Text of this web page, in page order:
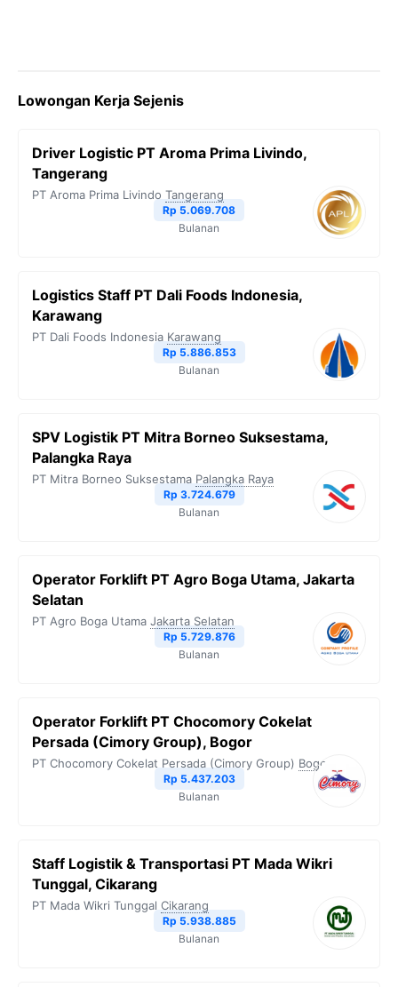
Lowongan Kerja Sejenis
Driver Logistic PT Aroma Prima Livindo,
Tangerang
PT Aroma Prima Livindo Tangerang
Rp 5.069.708
Bulanan
Logistics Staff PT Dali Foods Indonesia,
Karawang
PT Dali Foods Indonesia Karawang
Rp 5.886.853
Bulanan
SPV Logistik PT Mitra Borneo Suksestama,
Palangka Raya
PT Mitra Borneo Suksestama Palangka Raya
Rp 3.724.679
Bulanan
Operator Forklift PT Agro Boga Utama, Jakarta
Selatan
PT Agro Boga Utama Jakarta Selatan
Rp 5.729.876
Bulanan
Operator Forklift PT Chocomory Cokelat
Persada (Cimory Group), Bogor
PT Chocomory Cokelat Persada (Cimory Group) Bogor
Rp 5.437.203
Bulanan
Staff Logistik & Transportasi PT Mada Wikri
Tunggal, Cikarang
PT Mada Wikri Tunggal Cikarang
Rp 5.938.885
Bulanan